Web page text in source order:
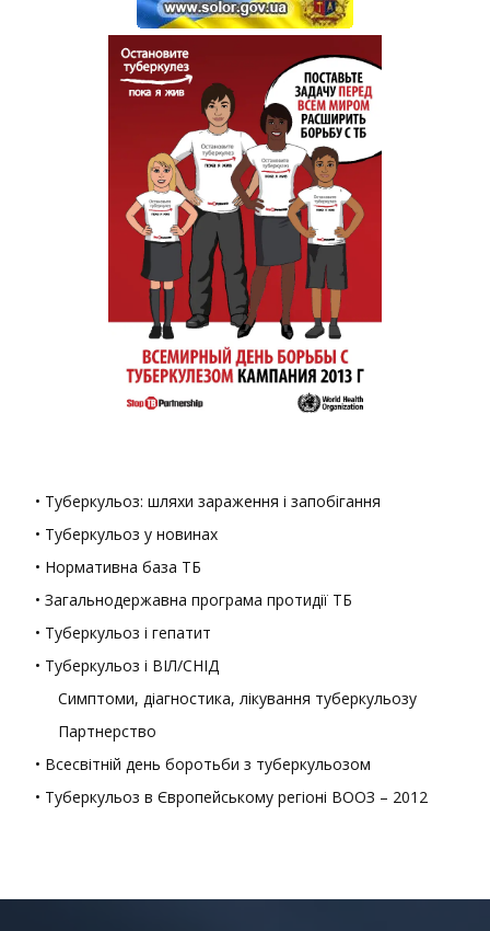
• Туберкульоз: шляхи зараження і запобігання
• Туберкульоз у новинах
• Нормативна база ТБ
• Загальнодержавна програма протидії ТБ
• Туберкульоз і гепатит
• Туберкульоз і ВІЛ/СНІД
Симптоми, діагностика, лікування туберкульозу
Партнерство
• Всесвітній день боротьби з туберкульозом
• Туберкульоз в Європейському регіоні ВООЗ – 2012